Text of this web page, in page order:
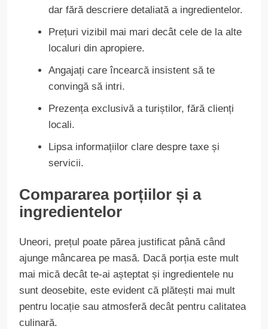
dar fără descriere detaliată a ingredientelor.
Prețuri vizibil mai mari decât cele de la alte
localuri din apropiere.
Angajați care încearcă insistent să te
convingă să intri.
Prezența exclusivă a turiștilor, fără clienți
locali.
Lipsa informațiilor clare despre taxe și
servicii.
Compararea porțiilor și a
ingredientelor
Uneori, prețul poate părea justificat până când
ajunge mâncarea pe masă. Dacă porția este mult
mai mică decât te-ai așteptat și ingredientele nu
sunt deosebite, este evident că plătești mai mult
pentru locație sau atmosferă decât pentru calitatea
culinară.